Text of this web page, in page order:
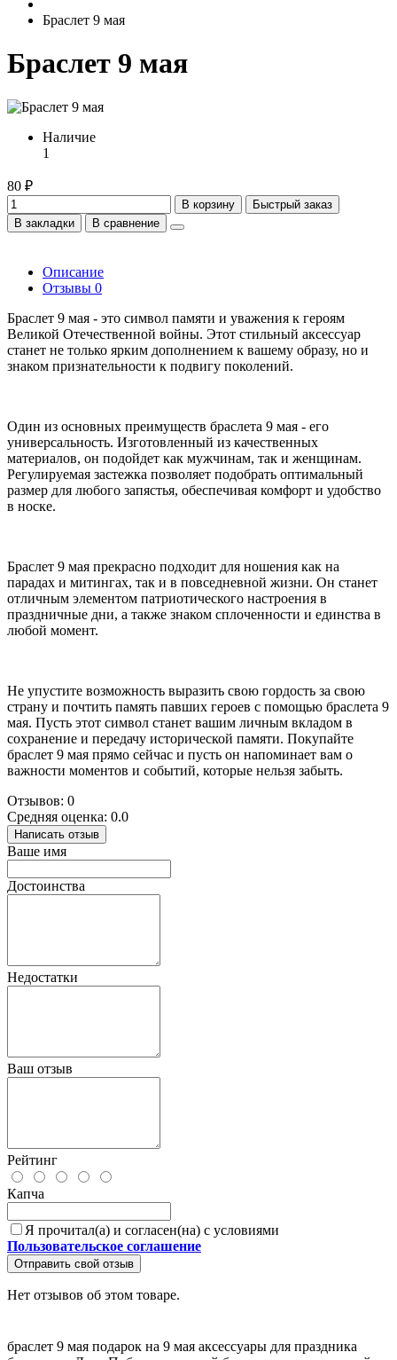
Браслет 9 мая
Браслет 9 мая
Наличие
1
80 ₽
В корзину
Быстрый заказ
В закладки
В сравнение
Описание
Отзывы 0
Браслет 9 мая - это символ памяти и уважения к героям
Великой Отечественной войны. Этот стильный аксессуар
станет не только ярким дополнением к вашему образу, но и
знаком признательности к подвигу поколений.
Один из основных преимуществ браслета 9 мая - его
универсальность. Изготовленный из качественных
материалов, он подойдет как мужчинам, так и женщинам.
Регулируемая застежка позволяет подобрать оптимальный
размер для любого запястья, обеспечивая комфорт и удобство
в носке.
Браслет 9 мая прекрасно подходит для ношения как на
парадах и митингах, так и в повседневной жизни. Он станет
отличным элементом патриотического настроения в
праздничные дни, а также знаком сплоченности и единства в
любой момент.
Не упустите возможность выразить свою гордость за свою
страну и почтить память павших героев с помощью браслета 9
мая. Пусть этот символ станет вашим личным вкладом в
сохранение и передачу исторической памяти. Покупайте
браслет 9 мая прямо сейчас и пусть он напоминает вам о
важности моментов и событий, которые нельзя забыть.
Отзывов: 0
Средняя оценка: 0.0
Написать отзыв
Ваше имя
Достоинства
Недостатки
Ваш отзыв
Рейтинг
Капча
Я прочитал(а) и согласен(на) с условиями
Пользовательское соглашение
Отправить свой отзыв
Нет отзывов об этом товаре.
браслет 9 мая подарок на 9 мая аксессуары для праздника